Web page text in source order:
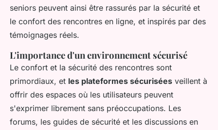
seniors peuvent ainsi être rassurés par la sécurité et
le confort des rencontres en ligne, et inspirés par des
témoignages réels.
L'importance d'un environnement sécurisé
Le confort et la sécurité des rencontres sont
primordiaux, et les plateformes sécurisées veillent à
offrir des espaces où les utilisateurs peuvent
s'exprimer librement sans préoccupations. Les
forums, les guides de sécurité et les discussions en